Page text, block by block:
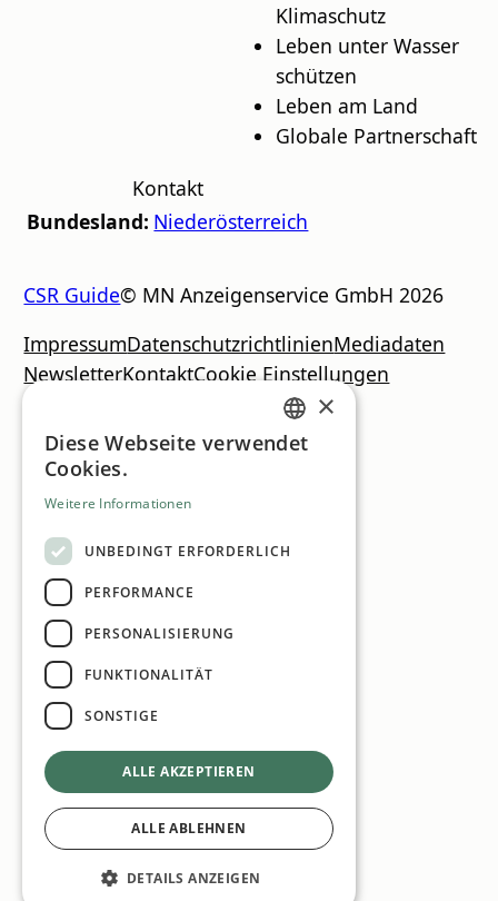
Klimaschutz
Leben unter Wasser
schützen
Leben am Land
Globale Partnerschaft
Kontakt
Bundesland: Niederösterreich
CSR Guide© MN Anzeigenservice GmbH 2026
ImpressumDatenschutzrichtlinienMediadaten
NewsletterKontaktCookie Einstellungen
GERMAN
×
Diese Webseite verwendet
Cookies.
Weitere Informationen
UNBEDINGT ERFORDERLICH
PERFORMANCE
PERSONALISIERUNG
FUNKTIONALITÄT
SONSTIGE
ALLE AKZEPTIEREN
ALLE ABLEHNEN
DETAILS ANZEIGEN